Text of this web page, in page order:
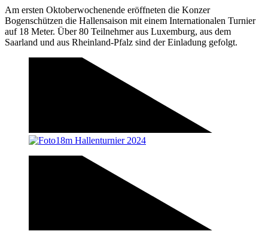
Am ersten Oktoberwochenende eröffneten die Konzer
Bogenschützen die Hallensaison mit einem Internationalen Turnier
auf 18 Meter. Über 80 Teilnehmer aus Luxemburg, aus dem
Saarland und aus Rheinland-Pfalz sind der Einladung gefolgt.